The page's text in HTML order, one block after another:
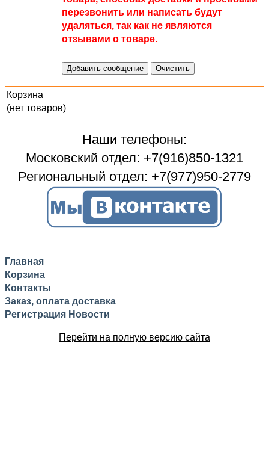
перезвонить или написать будут
удаляться, так как не являются
отзывами о товаре.
Корзина
(нет товаров)
Наши телефоны:
Московский отдел: +7(916)850-1321
Региональный отдел: +7(977)950-2779
Главная
Корзина
Контакты
Заказ, оплата доставка
Регистрация Новости
Перейти на полную версию сайта